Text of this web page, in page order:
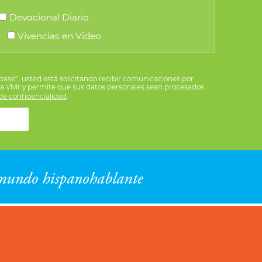
de
producto
Devocional Diario
Vivencias en Video
usted está solicitando recibir comunicaciones por
Vivir y permite que sus datos personales sean procesados
confidencialidad.